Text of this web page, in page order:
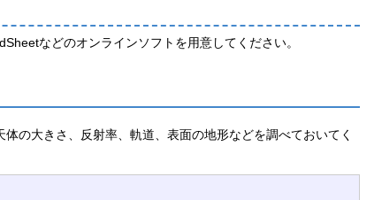
などのオンラインソフトを用意してください。
の大きさ、反射率、軌道、表面の地形などを調べておいてく